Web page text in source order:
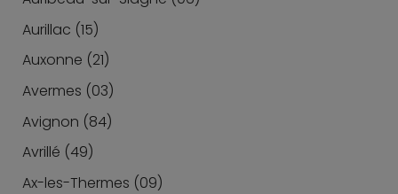
Aurillac (15)
Auxonne (21)
Avermes (03)
Avignon (84)
Avrillé (49)
Ax-les-Thermes (09)